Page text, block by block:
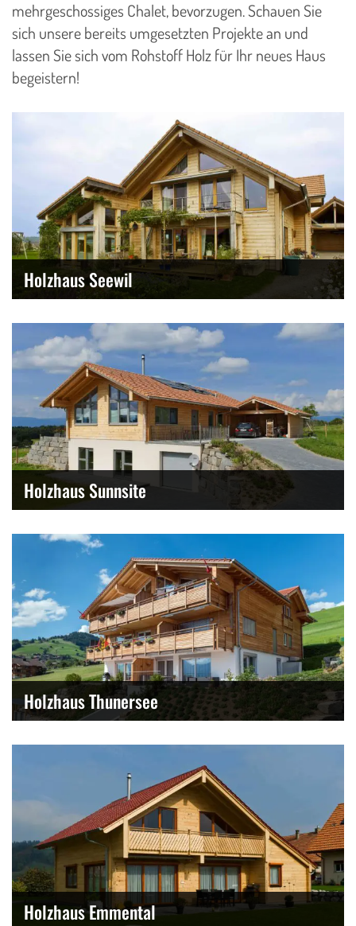
mehrgeschossiges Chalet, bevorzugen. Schauen Sie
sich unsere bereits umgesetzten Projekte an und
lassen Sie sich vom Rohstoff Holz für Ihr neues Haus
begeistern!
Holzhaus Seewil
Holzhaus Sunnsite
Holzhaus Thunersee
Holzhaus Emmental